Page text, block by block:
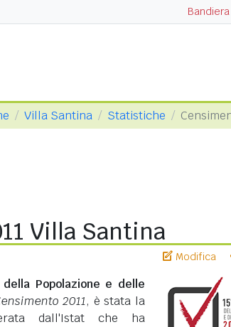
Villa Santina Statistiche
Villa Santina
Modifica
Popolazione e delle
2011, è stata la
dall'Istat che ha